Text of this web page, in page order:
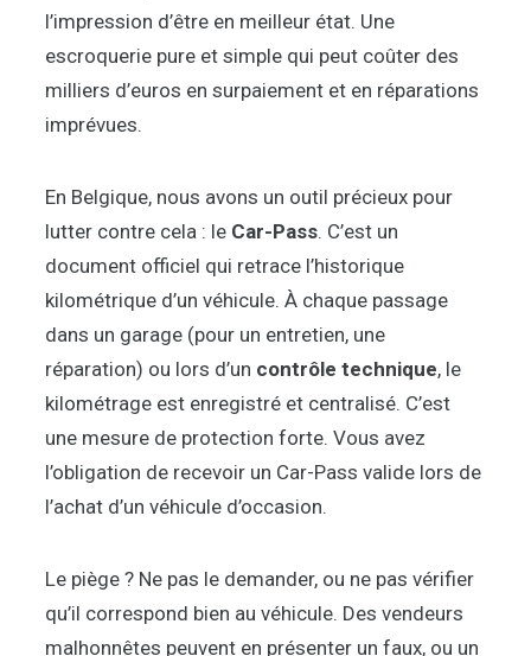
l’impression d’être en meilleur état. Une
escroquerie pure et simple qui peut coûter des
milliers d’euros en surpaiement et en réparations
imprévues.
En Belgique, nous avons un outil précieux pour
lutter contre cela : le Car-Pass. C’est un
document officiel qui retrace l’historique
kilométrique d’un véhicule. À chaque passage
dans un garage (pour un entretien, une
réparation) ou lors d’un contrôle technique, le
kilométrage est enregistré et centralisé. C’est
une mesure de protection forte. Vous avez
l’obligation de recevoir un Car-Pass valide lors de
l’achat d’un véhicule d’occasion.
Le piège ? Ne pas le demander, ou ne pas vérifier
qu’il correspond bien au véhicule. Des vendeurs
malhonnêtes peuvent en présenter un faux, ou un